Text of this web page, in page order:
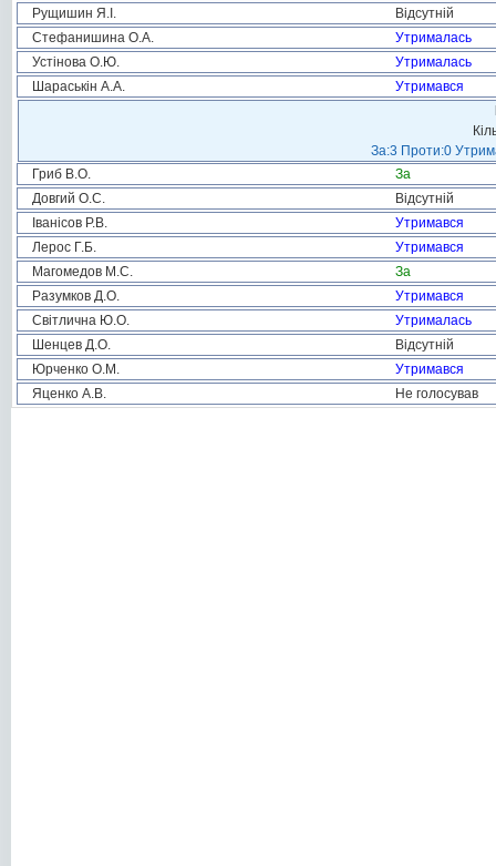
Рущишин Я.І.
Відсутній
Стефанишина О.А.
Утрималась
Устінова О.Ю.
Утрималась
Шараськін А.А.
Утримався
За:3 Проти:0
Гриб В.О.
За
Довгий О.С.
Відсутній
Іванісов Р.В.
Утримався
Лерос Г.Б.
Утримався
Магомедов М.С.
За
Разумков Д.О.
Утримався
Світлична Ю.О.
Утрималась
Шенцев Д.О.
Відсутній
Юрченко О.М.
Утримався
Яценко А.В.
Не голосував